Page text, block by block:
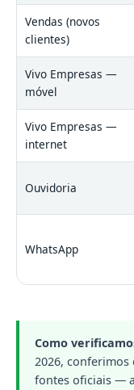
Vendas (novos
clientes)
Vivo Empresas —
móvel
Vivo Empresas —
internet
Ouvidoria
WhatsApp
Como
2026, conferimos
fontes oficiais —